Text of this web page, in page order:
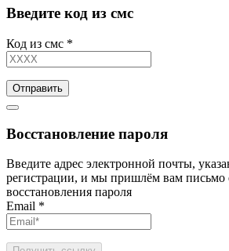
Введите код из смс
Код из смс *
Отправить
Восстановление пароля
Введите адрес электронной почты,
регистрации, и мы пришлём вам письмо
восстановления пароля
Email *